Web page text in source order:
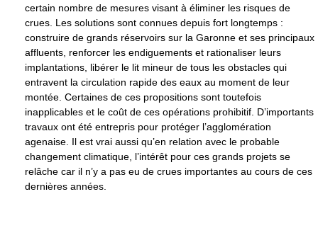
certain nombre de mesures visant à éliminer les risques de
crues. Les solutions sont connues depuis fort longtemps :
construire de grands réservoirs sur la Garonne et ses principaux
affluents, renforcer les endiguements et rationaliser leurs
implantations, libérer le lit mineur de tous les obstacles qui
entravent la circulation rapide des eaux au moment de leur
montée. Certaines de ces propositions sont toutefois
inapplicables et le coût de ces opérations prohibitif. D’importants
travaux ont été entrepris pour protéger l’agglomération
agenaise. Il est vrai aussi qu’en relation avec le probable
changement climatique, l’intérêt pour ces grands projets se
relâche car il n’y a pas eu de crues importantes au cours de ces
dernières années.